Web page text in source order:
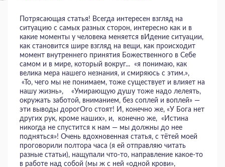
Потрясающая статья! Всегда интересен взгляд на
ситуацию с самых разных сторон, интересно как и в
какие моменты у человека меняется вИдение ситуации,
как становится шире взгляд на вещи, как происходит
момент внутреннего принятия Божественного в Себе
самом и в мире, который вокруг... «я понимаю, как
велика мера нашего незнания, и смиряюсь с этим.»,
«То, чего мы не понимаем, тоже существует и влияет на
нашу жизнь», «Умирающую душу тоже надо лелеять,
окружать заботой, вниманием, без соплей и воплей» —
эти выводы дорогОго стоят! И, конечно же, «У Бога нет
других рук, кроме наших», и, конечно же, «Истина
никогда не спустится к нам — мы должны до нее
подняться»! Очень вдохновенная статья, с тётей моей
проговорили полтора часа (я ей отправляю читать
разные статьи), нащупали что-то, направление какое-то
в работе над собой (мы ж с ней «одной крови»,